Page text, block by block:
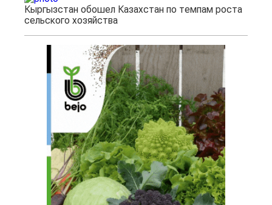
Кыргызстан обошел Казахстан по темпам роста
сельского хозяйства